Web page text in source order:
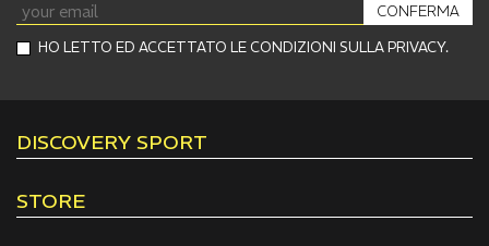
HO LETTO ED ACCETTATO LE CONDIZIONI SULLA PRIVACY.
CONFERMA
DISCOVERY SPORT
STORE